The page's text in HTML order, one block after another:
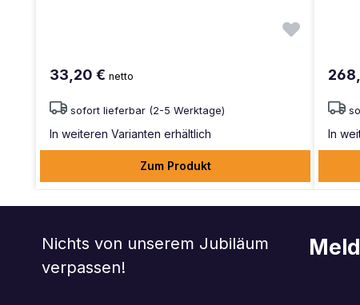
33,20 € netto
sofort lieferbar (2-5 Werktage)
In weiteren Varianten erhältlich
Zum Produkt
In
Nichts von unserem Jubiläum
verpassen!